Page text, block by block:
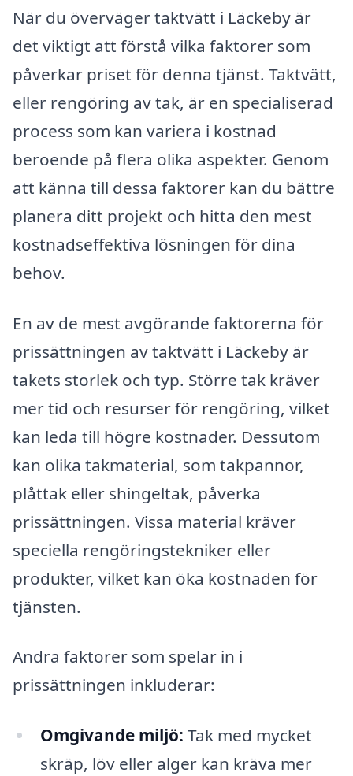
När du överväger taktvätt i Läckeby är
det viktigt att förstå vilka faktorer som
påverkar priset för denna tjänst. Taktvätt,
eller rengöring av tak, är en specialiserad
process som kan variera i kostnad
beroende på flera olika aspekter. Genom
att känna till dessa faktorer kan du bättre
planera ditt projekt och hitta den mest
kostnadseffektiva lösningen för dina
behov.
En av de mest avgörande faktorerna för
prissättningen av taktvätt i Läckeby är
takets storlek och typ. Större tak kräver
mer tid och resurser för rengöring, vilket
kan leda till högre kostnader. Dessutom
kan olika takmaterial, som takpannor,
plåttak eller shingeltak, påverka
prissättningen. Vissa material kräver
speciella rengöringstekniker eller
produkter, vilket kan öka kostnaden för
tjänsten.
Andra faktorer som spelar in i
prissättningen inkluderar:
Omgivande miljö: Tak med mycket
skräp, löv eller alger kan kräva mer